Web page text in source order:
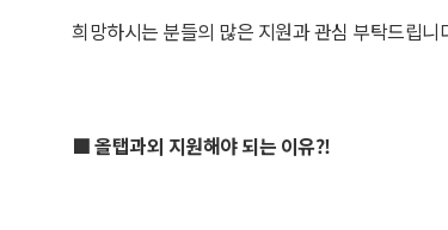
희망하시는 분들의 많은 지원과 관심 부탁드립니
■ 올탭과외 지원해야 되는 이유?!